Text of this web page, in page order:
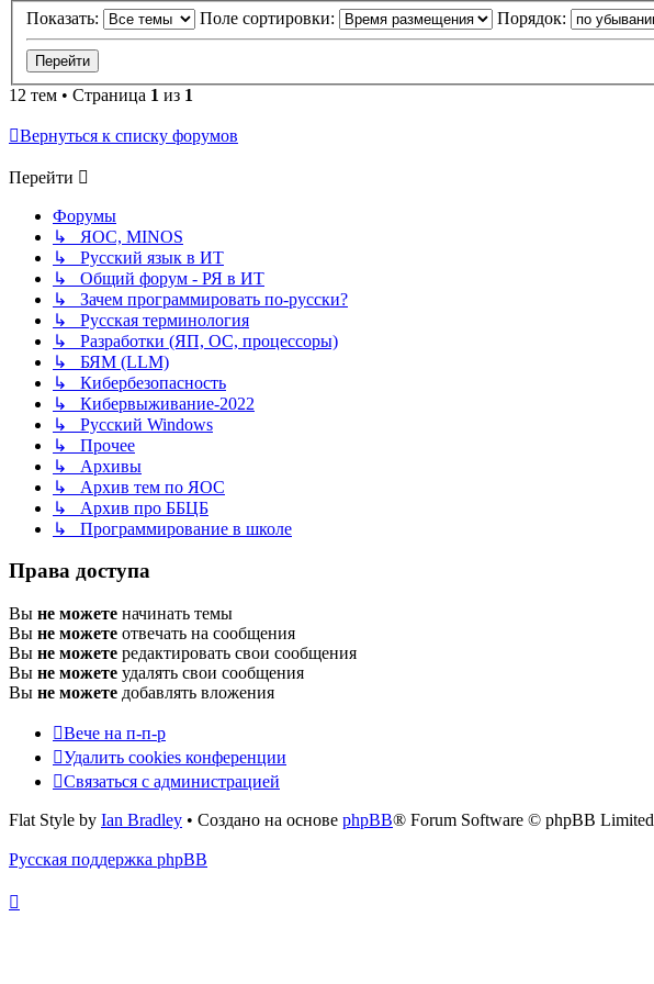
Показать: Поле сортировки: Порядок:
12 тем • Страница 1 из 1
Вернуться к списку форумов
Перейти
Форумы
↳ ЯОС, MINOS
↳ Русский язык в ИТ
↳ Общий форум - РЯ в ИТ
↳ Зачем программировать по-русски?
↳ Русская терминология
↳ Разработки (ЯП, ОС, процессоры)
↳ БЯМ (LLM)
↳ Кибербезопасность
↳ Кибервыживание-2022
↳ Русский Windows
↳ Прочее
↳ Архивы
↳ Архив тем по ЯОС
↳ Архив про ББЦБ
↳ Программирование в школе
Права доступа
Вы не можете начинать темы
Вы не можете отвечать на сообщения
Вы не можете редактировать свои сообщения
Вы не можете удалять свои сообщения
Вы не можете добавлять вложения
Вече на п-п-р
Удалить cookies конференции
Связаться с администрацией
Flat Style by Ian Bradley • Создано на основе phpBB® Forum Software © phpBB Limited
Русская поддержка phpBB